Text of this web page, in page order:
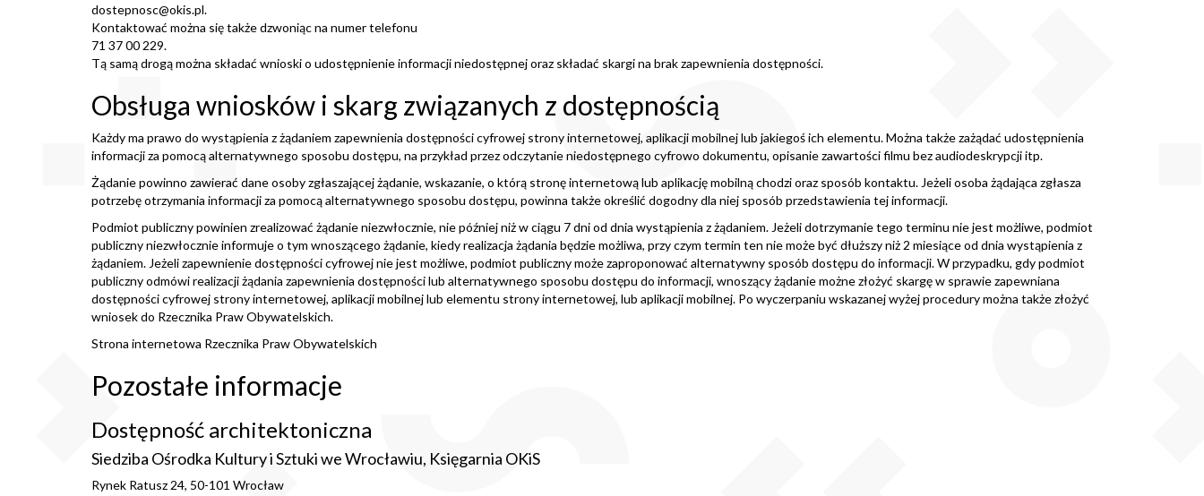
dostepnosc@okis.pl.
Kontaktować można się także dzwoniąc na numer telefonu
71 37 00 229.
Tą samą drogą można składać wnioski o udostępnienie informacji niedostępnej oraz składać skargi na brak zapewnienia dostępności.
Obsługa wniosków i skarg związanych z dostępnością
Każdy ma prawo do wystąpienia z żądaniem zapewnienia dostępności cyfrowej strony internetowej, aplikacji mobilnej lub jakiegoś ich elementu. Można także zażądać udostępnienia
informacji za pomocą alternatywnego sposobu dostępu, na przykład przez odczytanie niedostępnego cyfrowo dokumentu, opisanie zawartości filmu bez audiodeskrypcji itp.
Żądanie powinno zawierać dane osoby zgłaszającej żądanie, wskazanie, o którą stronę internetową lub aplikację mobilną chodzi oraz sposób kontaktu. Jeżeli osoba żądająca zgłasza
potrzebę otrzymania informacji za pomocą alternatywnego sposobu dostępu, powinna także określić dogodny dla niej sposób przedstawienia tej informacji.
Podmiot publiczny powinien zrealizować żądanie niezwłocznie, nie później niż w ciągu 7 dni od dnia wystąpienia z żądaniem. Jeżeli dotrzymanie tego terminu nie jest możliwe, podmiot
publiczny niezwłocznie informuje o tym wnoszącego żądanie, kiedy realizacja żądania będzie możliwa, przy czym termin ten nie może być dłuższy niż 2 miesiące od dnia wystąpienia z
żądaniem. Jeżeli zapewnienie dostępności cyfrowej nie jest możliwe, podmiot publiczny może zaproponować alternatywny sposób dostępu do informacji. W przypadku, gdy podmiot
publiczny odmówi realizacji żądania zapewnienia dostępności lub alternatywnego sposobu dostępu do informacji, wnoszący żądanie możne złożyć skargę w sprawie zapewniana
dostępności cyfrowej strony internetowej, aplikacji mobilnej lub elementu strony internetowej, lub aplikacji mobilnej. Po wyczerpaniu wskazanej wyżej procedury można także złożyć
wniosek do Rzecznika Praw Obywatelskich.
Strona internetowa Rzecznika Praw Obywatelskich
Pozostałe informacje
Dostępność architektoniczna
Siedziba Ośrodka Kultury i Sztuki we Wrocławiu, Księgarnia OKiS
Rynek Ratusz 24, 50-101 Wrocław